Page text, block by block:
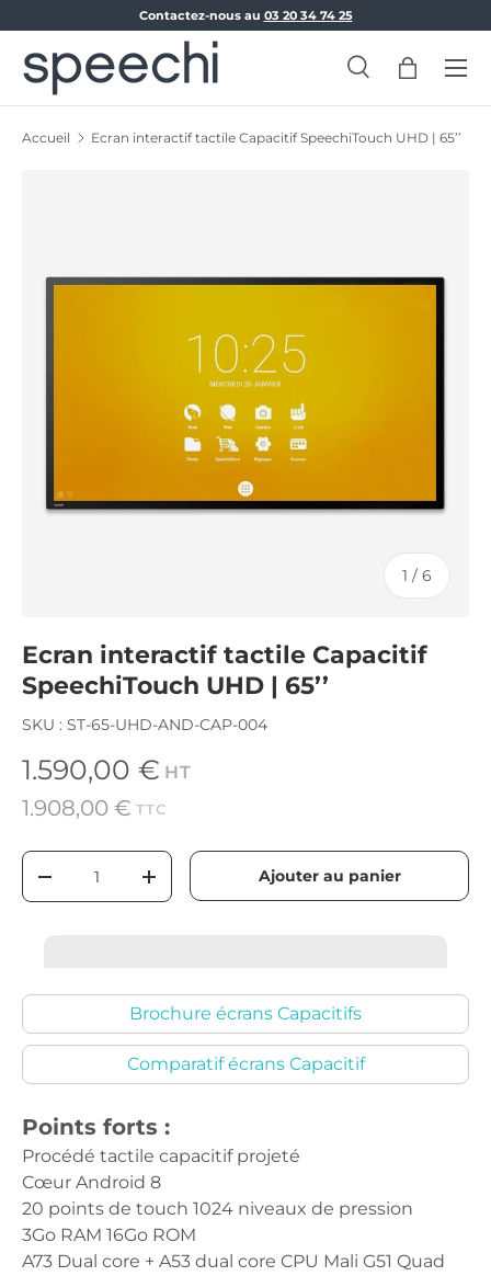
Aller au contenu
Contactez-nous au 03 20 34 74 25
Recherche
Recherche
Panier
Menu
Accueil Ecran interactif tactile Capacitif SpeechiTouch UHD | 65’’
1 / de
6
Ecran interactif tactile Capacitif
SpeechiTouch UHD | 65’’
SKU : ST-65-UHD-AND-CAP-004
Prix habituel
1.590,00 € HT
1.908,00 € TTC
Qté
-
+ Ajouter au panier
Brochure écrans Capacitifs
Comparatif écrans Capacitif
Points forts :
Procédé tactile capacitif projeté
Cœur Android 8
20 points de touch 1024 niveaux de pression
3Go RAM 16Go ROM
A73 Dual core + A53 dual core CPU Mali G51 Quad